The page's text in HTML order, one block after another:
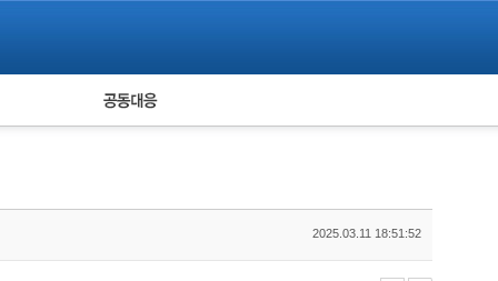
피해자 공동대응
2025.03.11 18:51:52